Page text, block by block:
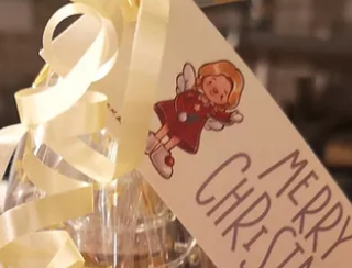
Zutaten: 75 g Mehl 1 TL Backpulver 150 g
Zartbitterschokolade 175 g Butter (weich)
g Erdnussmus 30 g Staubzucker 3 Eier ¼ TL
Salz 50...